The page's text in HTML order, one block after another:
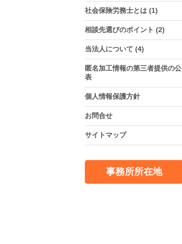
社会保険労務士とは (1)
相談先選びのポイント (2)
当法人について (4)
匿名加工情報の第三者提供の公
表
個人情報保護方針
お問合せ
サイトマップ
事務所所在地